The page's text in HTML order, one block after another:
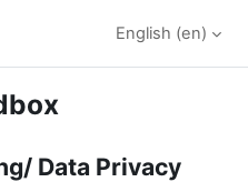
English ‎(en)‎
Data Privacy